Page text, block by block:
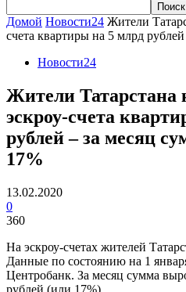
Домой Новости24 Жители
счета квартиры на 5 млрд рублей
Новости24
Жители Татарстана
эскроу-счета
рублей – за месяц
17%
13.02.2020
0
360
На эскроу-счетах жителей
Данные по состоянию на 1
Центробанк. За месяц сумма
рублей (или 17%).